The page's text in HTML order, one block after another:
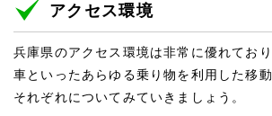
アクセス環境
兵庫県のアクセス環境は非常に優れてお
車といったあらゆる乗り物を利用した移動
それぞれについてみていきましょう。